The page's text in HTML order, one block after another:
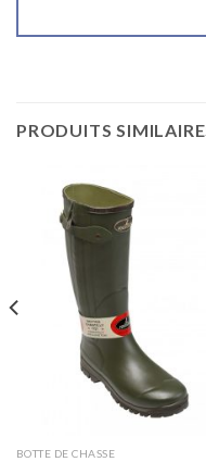
PRODUITS
BOTTE DE CHASSE